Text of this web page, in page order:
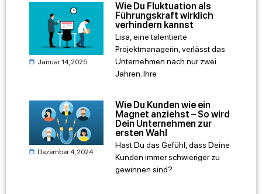
Januar 14, 2025
Wie Du Fluktuation als
Führungskraft wirklich
verhindern kannst
Lisa, eine talentierte
Projektmanagerin, verlässt das
Unternehmen nach nur zwei
Jahren. Ihre
Dezember 4, 2024
Wie Du Kunden wie ein
Magnet anziehst – So wird
Dein Unternehmen zur
ersten Wahl
Hast Du das Gefühl, dass Deine
Kunden immer schwieriger zu
gewinnen sind?